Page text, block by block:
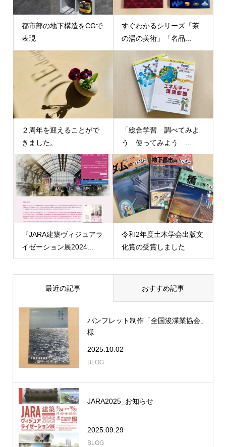
都市部の地下構造をCGで
表現
すぐわかるシリーズ「茶
の湯の美術」「名品...
２周年を迎えることがで
きました。
「総合学習 調べてみよ
う 使ってみよう ...
『JARA建築ヴィジュアラ
イゼーション展2024...
令和2年度土木学会出版文
化賞の受賞しました
最近の記事 おすすめ記事
パンフレット制作「全国浚渫業協会」
様
2025.10.02
BLOG
JARA2025_お知らせ
2025.09.29
BLOG